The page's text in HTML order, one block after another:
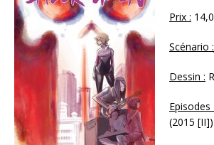
Prix :
Scénario :
Dessin :
(2015